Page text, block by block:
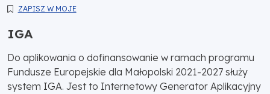
ZAPISZ W MOJE
IGA
Do aplikowania o dofinansowanie w ramach programu
Fundusze Europejskie dla Małopolski 2021-2027 służy
system IGA. Jest to Internetowy Generator Aplikacyjny